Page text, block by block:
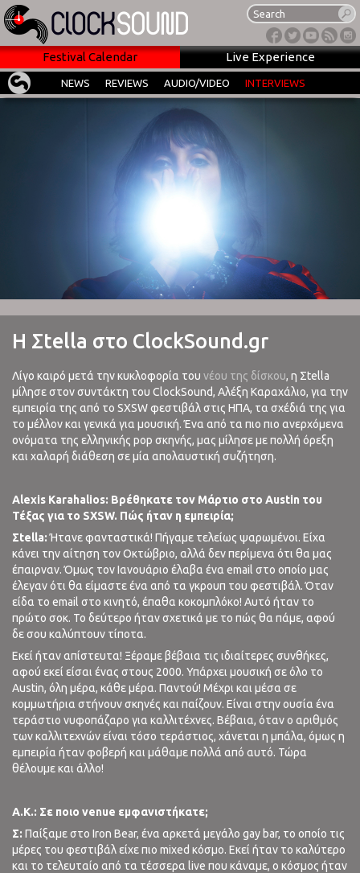
Festival Calendar Live Experience
NEWS REVIEWS AUDIO/VIDEO INTERVIEWS
H Σtella στο ClockSound.gr
Λίγο καιρό μετά την κυκλοφορία του νέου της δίσκου, η Σtella
μίλησε στον συντάκτη του ClockSound, Αλέξη Καραχάλιο, για την
εμπειρία της από το SXSW φεστιβάλ στις ΗΠΑ, τα σχέδιά της για
το μέλλον και γενικά για μουσική. Ένα από τα πιο πιο ανερχόμενα
ονόματα της ελληνικής pop σκηνής, μας μίλησε με πολλή όρεξη
και χαλαρή διάθεση σε μία απολαυστική συζήτηση.
Alexis Karahalios: Βρέθηκατε τον Μάρτιο στο Austin του
Τέξας για το SXSW. Πώς ήταν η εμπειρία;
Σtella:Ήτανε φανταστικά! Πήγαμε τελείως ψαρωμένοι. Είχα
κάνει την αίτηση τον Οκτώβριο, αλλά δεν περίμενα ότι θα μας
έπαιρναν. Όμως τον Ιανουάριο έλαβα ένα email στο οποίο μας
έλεγαν ότι θα είμαστε ένα από τα γκρουπ του φεστιβάλ. Όταν
είδα το email στο κινητό, έπαθα κοκομπλόκο! Αυτό ήταν το
πρώτο σοκ. Το δεύτερο ήταν σχετικά με το πώς θα πάμε, αφού
δε σου καλύπτουν τίποτα.
Εκεί ήταν απίστευτα! Ξέραμε βέβαια τις ιδιαίτερες συνθήκες,
αφού εκεί είσαι ένας στους 2000. Υπάρχει μουσική σε όλο το
Austin, όλη μέρα, κάθε μέρα. Παντού! Μέχρι και μέσα σε
κομμωτήρια στήνουν σκηνές και παίζουν. Είναι στην ουσία ένα
τεράστιο νυφοπάζαρο για καλλιτέχνες. Βέβαια, όταν ο αριθμός
των καλλιτεχνών είναι τόσο τεράστιος, χάνεται η μπάλα, όμως η
εμπειρία ήταν φοβερή και μάθαμε πολλά από αυτό. Τώρα
θέλουμε και άλλο!
A.K.: Σε ποιο venue εμφανιστήκατε;
Σ: Παίξαμε στο Iron Bear, ένα αρκετά μεγάλο gay bar, το οποίο τις
μέρες του φεστιβάλ είχε πιο mixed κόσμο. Εκεί ήταν το καλύτερο
και το τελευταίο από τα τέσσερα live που κάναμε, ο κόσμος ήταν